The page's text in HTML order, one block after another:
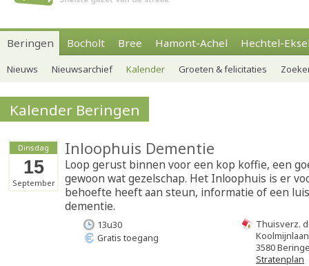
Beringen Bocholt Bree Hamont-Achel Hechtel-
Nieuws Nieuwsarchief Kalender Groeten & felicitaties
Kalender Beringen
Dinsdag
15
September
Inloophuis Dementie
Loop gerust binnen voor een kop koffie, een
gewoon wat gezelschap. Het Inloophuis is er
behoefte heeft aan steun, informatie of een
dementie.
Thuisverz.
3580
Stratenplan
13u30
Gratis toegang